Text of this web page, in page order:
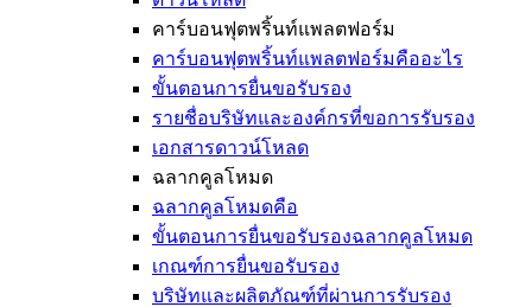
คาร์บอนฟุตพริ้นท์แพลตฟอร์ม
คาร์บอนฟุตพริ้นท์แพลตฟอร์มคืออะไร
ขั้นตอนการยื่นขอรับรอง
รายชื่อบริษัทและองค์กรที่ขอการรับรอง
เอกสารดาวน์โหลด
ฉลากคูลโหมด
ฉลากคูลโหมดคือ
ขั้นตอนการยื่นขอรับรองฉลากคูลโหมด
เกณฑ์การยื่นขอรับรอง
บริษัทและผลิตภัณฑ์ที่ผ่านการรับรอง